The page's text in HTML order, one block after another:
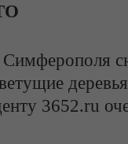
Симферополя
3652.ru